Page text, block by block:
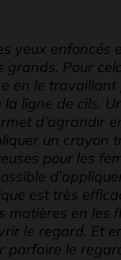
yeux enfoncés
grands. Pour
en le travaillant
la ligne de cils.
d’agrandir
un crayon
pour les
est très
matières en les
le regard. Et
parfaire le